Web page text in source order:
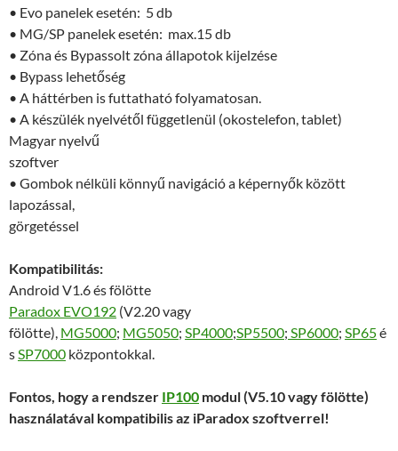
• Evo panelek esetén: 5 db
• MG/SP panelek esetén: max.15 db
• Zóna és Bypassolt zóna állapotok kijelzése
• Bypass lehetőség
• A háttérben is futtatható folyamatosan.
• A készülék nyelvétől függetlenül (okostelefon, tablet)
Magyar nyelvű
szoftver
• Gombok nélküli könnyű navigáció a képernyők között
lapozással,
görgetéssel
Kompatibilitás:
Android V1.6 és fölötte
Paradox EVO192 (V2.20 vagy
fölötte), MG5000; MG5050; SP4000;SP5500; SP6000; SP65é
sSP7000 központokkal.
Fontos, hogy a rendszer IP100 modul (V5.10 vagy fölötte)
használatával kompatibilis az iParadox szoftverrel!